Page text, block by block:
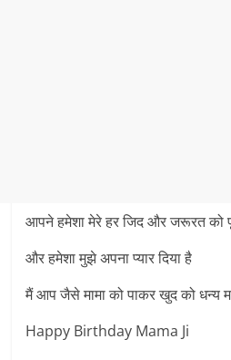
आपने हमेशा मेरे हर जिद और जरूरत को
और हमेशा मुझे अपना प्यार दिया है
मैं आप जैसे मामा को पाकर खुद को धन्य
Happy Birthday Mama Ji